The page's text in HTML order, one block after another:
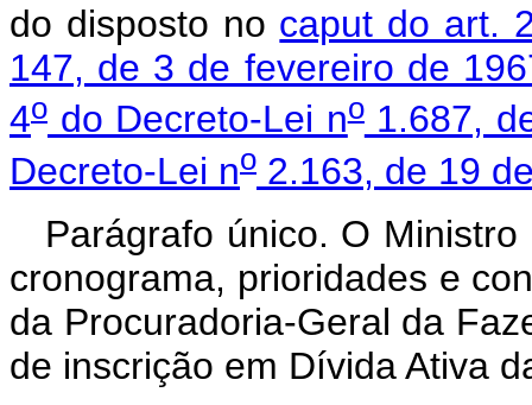
do disposto no caput do art.
147, de 3 de fevereiro de
4o do Decreto-Lei no1.687,
Decreto-Lei no 2.163, de 19
Parágrafo único. O
cronograma, prioridades e
da Procuradoria-Geral da
de inscrição em Dívida Ativa